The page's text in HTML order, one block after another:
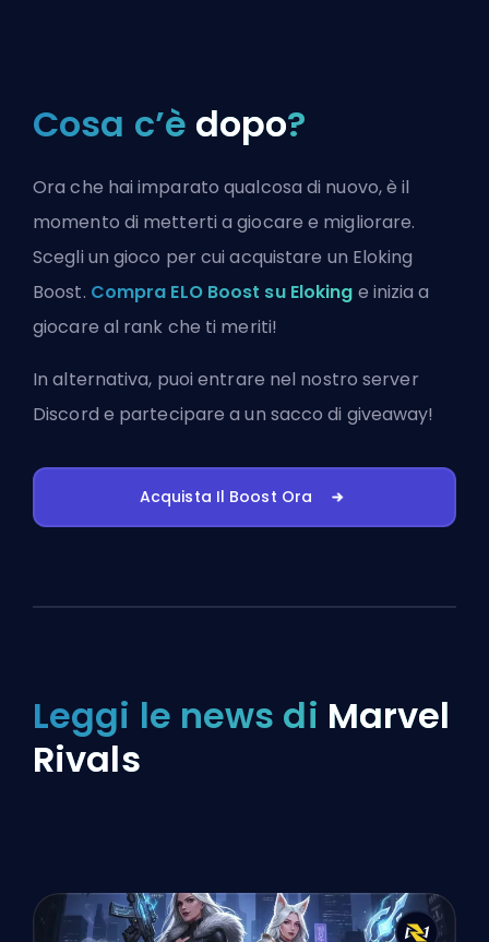
Cosa c’è dopo?
Ora che hai imparato qualcosa di nuovo, è il
momento di metterti a giocare e migliorare.
Scegli un gioco per cui acquistare un Eloking
Boost. Compra ELO Boost su Eloking e inizia a
giocare al rank che ti meriti!
In alternativa, puoientrare nel nostro server
Discord e partecipare a un sacco di giveaway!
Acquista Il Boost Ora
Leggi le news di Marvel
Rivals